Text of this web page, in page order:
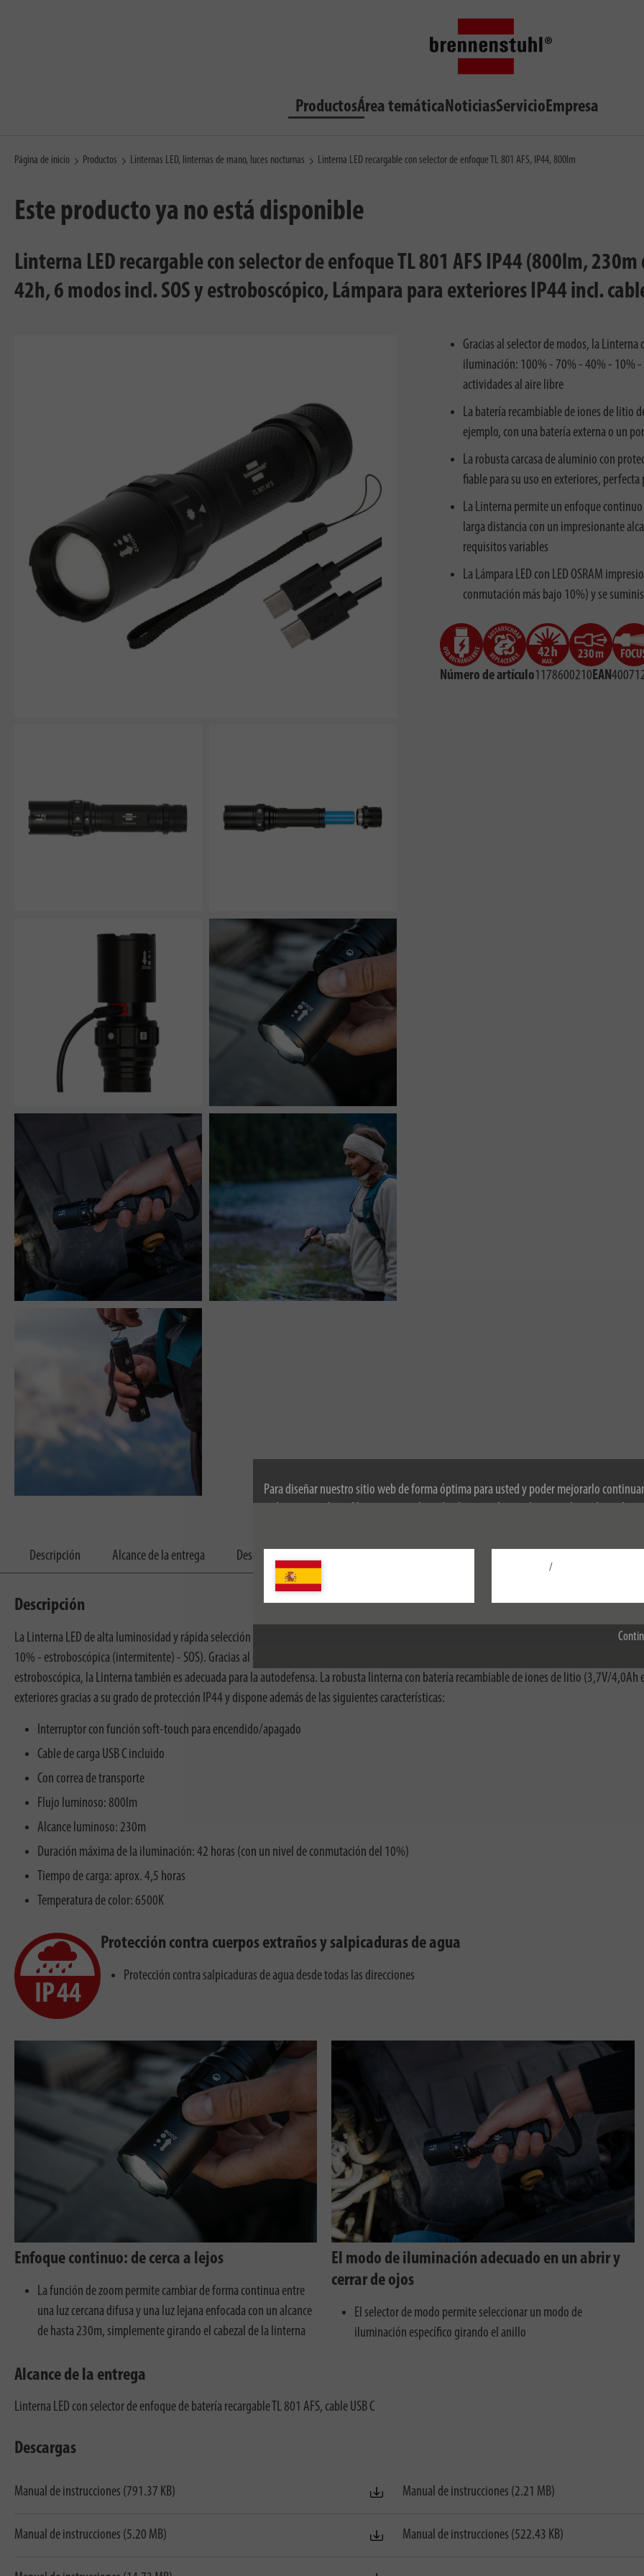
Para diseñar nuestro sitio web de forma óptima para usted y poder mejorarlo
/
ProductosÁrea temáticaNoticiasServicioEmpresa
Página de inicio Productos Linternas LED, linternas de mano, luces nocturnas Linterna LED recargable con selector de enfoque TL 801 AFS, IP44, 800lm
Este producto ya no está disponible
Linterna LED recargable con selector de enfoque TL 801 AFS IP44 (800lm,
42h, 6 modos incl. SOS y estroboscópico, Lámpara para exteriores IP44 incl.
Gracias al selector de modos, la
iluminación: 100% - 70% - 40% - 10% -
actividades al aire libre
La batería recambiable de iones de litio
ejemplo, con una batería externa o un
La robusta carcasa de aluminio con
fiable para su uso en exteriores,
La Linterna permite un enfoque
larga distancia con un impresionante
requisitos variables
La Lámpara LED con LED OSRAM
conmutación más bajo 10%) y se
Número de artículo1178600210EAN
Descripción Alcance de la entrega Descargas
Descripción
La Linterna LED de alta luminosidad y rápida selección de funciones ofrece una luz extremadamente brillante gracias a su LED OSRAM, que
10% - estroboscópica (intermitente) - SOS). Gracias al enfoque regulable sin escalonamientos, la luz de aproximación plana puede convertirse
estroboscópica, la Linterna también es adecuada para la autodefensa. La robusta linterna con batería recambiable de iones de litio (3,7V/
exteriores gracias a su grado de protección IP44 y dispone además de las siguientes características:
Interruptor con función soft-touch para encendido/apagado
Cable de carga USB C incluido
Con correa de transporte
Flujo luminoso: 800lm
Alcance luminoso: 230m
Duración máxima de la iluminación: 42 horas (con un nivel de conmutación del 10%)
Tiempo de carga: aprox. 4,5 horas
Temperatura de color: 6500K
Protección contra cuerpos extraños y salpicaduras de agua
Protección contra salpicaduras de agua desde todas las direcciones
Enfoque continuo: de cerca a lejos
La función de zoom permite cambiar de forma continua entre
una luz cercana difusa y una luz lejana enfocada con un alcance
de hasta 230m, simplemente girando el cabezal de la linterna
El modo de iluminación adecuado en un abrir y
cerrar de ojos
El selector de modo permite seleccionar un modo de
iluminación específico girando el anillo
Alcance de la entrega
Linterna LED con selector de enfoque de batería recargable TL 801 AFS, cable USB C
Descargas
Manual de instrucciones (791.37 KB) Manual de instrucciones (2.21 MB)
Manual de instrucciones (5.20 MB) Manual de instrucciones (522.43 KB)